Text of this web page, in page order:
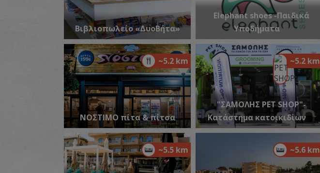
Βιβλιοπωλείο «ΔυοΒήτα»
Elephant shoes -Παιδικά
Υποδήματα
~5.2 km
ΝΟΣΤΙΜΟ πίτα & πίτσα
~5.2 km
"ΣΑΜΟΛΗΣ PET SHOP"-
Κατάστημα κατοικιδίων
~5.5 km ~5.6 km